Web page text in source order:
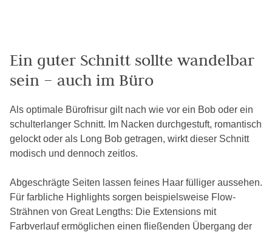
Ein guter Schnitt sollte wandelbar
sein – auch im Büro
Als optimale Bürofrisur gilt nach wie vor ein Bob oder ein
schulterlanger Schnitt. Im Nacken durchgestuft, romantisch
gelockt oder als Long Bob getragen, wirkt dieser Schnitt
modisch und dennoch zeitlos.
Abgeschrägte Seiten lassen feines Haar fülliger aussehen.
Für farbliche Highlights sorgen beispielsweise Flow-
Strähnen von Great Lengths: Die Extensions mit
Farbverlauf ermöglichen einen fließenden Übergang der